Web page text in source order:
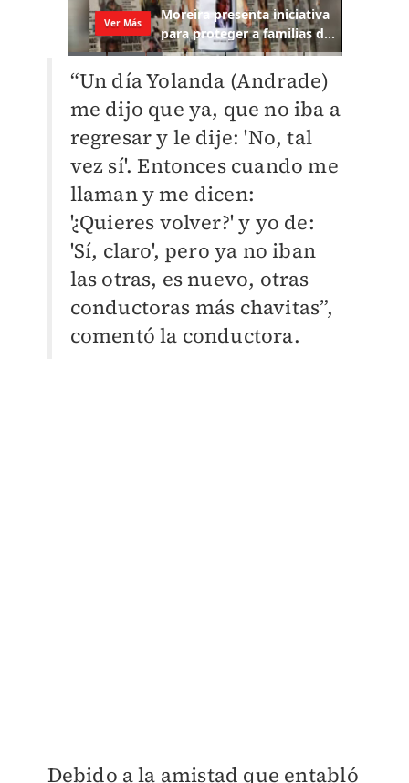
“Un día Yolanda (Andrade)
me dijo que ya, que no iba a
regresar y le dije: 'No, tal
vez sí'. Entonces cuando me
llaman y me dicen:
'¿Quieres volver?' y yo de:
'Sí, claro', pero ya no iban
las otras, es nuevo, otras
conductoras más chavitas”,
comentó la conductora.
Debido a la amistad que entabló